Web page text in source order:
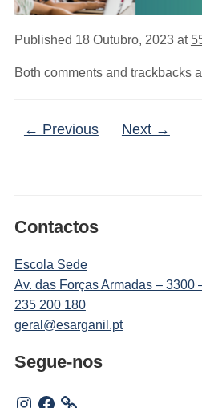
Published 18 Outubro, 2023at
Both comments and trackbacks
← Previous Next →
Contactos
Escola Sede
Av. das Forças Armadas – 3300
235 200 180
geral@esarganil.pt
Segue-nos
Instagram
Facebook